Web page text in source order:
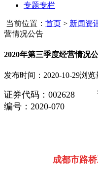
专题专栏
当前位置： 首页 > 新闻资
营情况公告
2020年第三季度经营情况
发布时间：2020-10-29浏览
证券代码：002628
编号：2020-070
成都市路